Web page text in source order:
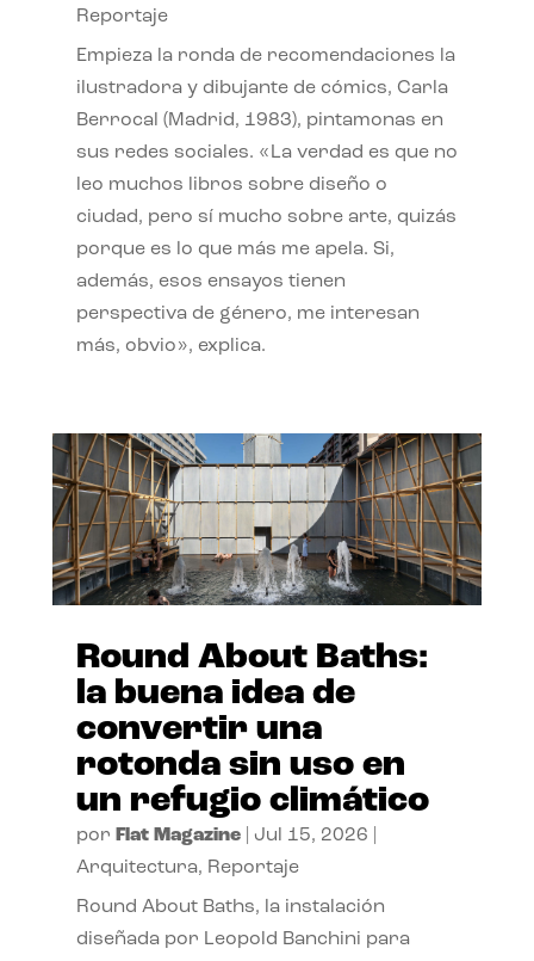
Reportaje
Empieza la ronda de recomendaciones la
ilustradora y dibujante de cómics, Carla
Berrocal (Madrid, 1983), pintamonas en
sus redes sociales. «La verdad es que no
leo muchos libros sobre diseño o
ciudad, pero sí mucho sobre arte, quizás
porque es lo que más me apela. Si,
además, esos ensayos tienen
perspectiva de género, me interesan
más, obvio», explica.
Round About Baths:
la buena idea de
convertir una
rotonda sin uso en
un refugio climático
por Flat Magazine| Jul 15, 2026
Arquitectura, Reportaje
Round About Baths, la instalación
diseñada por Leopold Banchini para